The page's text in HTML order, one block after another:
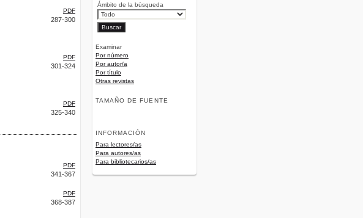
Ámbito de la búsqueda
Examinar
Por número
Por autor/a
Por título
Otras revistas
TAMAÑO DE FUENTE
INFORMACIÓN
Para lectores/as
Para autores/as
Para bibliotecarios/as
PDF
287-300
PDF
301-324
PDF
325-340
PDF
341-367
PDF
368-387